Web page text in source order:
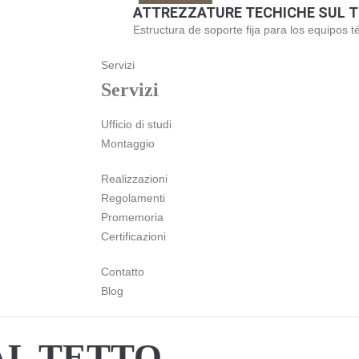
ATTREZZATURE TECHICHE SUL
Estructura de soporte fija para los equipos
Servizi
Servizi
Ufficio di studi
Montaggio
Realizzazioni
Regolamenti
Promemoria
Certificazioni
Contatto
Blog